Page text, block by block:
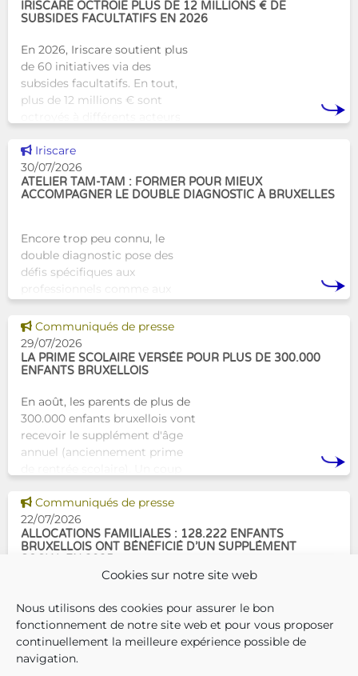
Cookies sur notre site web
Nous utilisons des cookies pour assurer le bon
fonctionnement de notre site web et pour vous proposer
continuellement la meilleure expérience possible de
navigation.
d’hébergement traditionnel
IRISCARE OCTROIE PLUS DE 12 MILLIONS € DE
SUBSIDES FACULTATIFS EN 2026
En 2026, Iriscare soutient plus
de 60 initiatives via des
subsides facultatifs. En tout,
plus de 12 millions € sont
travail au serv
Voir cette news
Iriscare
30/07/2026
ATELIER TAM-TAM : FORMER POUR MIEUX
ACCOMPAGNER LE DOUBLE DIAGNOSTIC À BRUXELLES
Encore trop peu connu, le
double diagnostic pose des
défis spécifiques aux
professionnels comme aux
Tam-Tam apporte une réponse
concrète avec une formation
dest
Voir cette news
Communiqués de presse
29/07/2026
LA PRIME SCOLAIRE VERSÉE POUR PLUS DE 300.000
ENFANTS BRUXELLOIS
En août, les parents de plus de
300.000 enfants bruxellois vont
recevoir le supplément d'âge
annuel (anciennement prime
commencer la
Voir cette news
Communiqués de presse
22/07/2026
ALLOCATIONS FAMILIALES : 128.222 ENFANTS
BRUXELLOIS ONT BÉNÉFICIÉ D’UN SUPPLÉMENT
En décembre 2025, 304.966
enfants bruxellois avaient droit
aux allocations familiales.
Parmi eux, 128.222